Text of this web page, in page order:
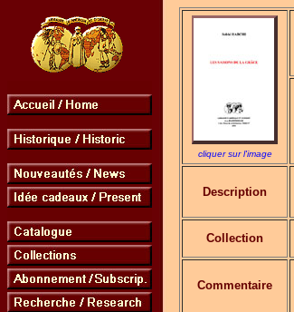
cliquer sur l'image
Description
Collection
Commentaire